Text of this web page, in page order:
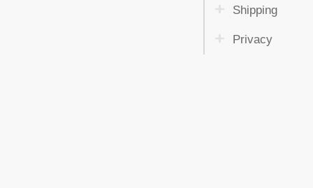
Shipping​
Privacy